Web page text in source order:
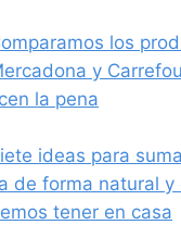
los
y
la pena
ideas para
de forma natural y
tener en casa